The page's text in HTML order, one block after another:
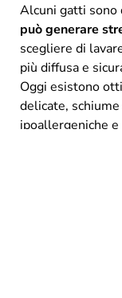
Alcuni gatti sono
può generare
scegliere di
più diffusa e
Oggi esistono
delicate,
ipoallergeniche